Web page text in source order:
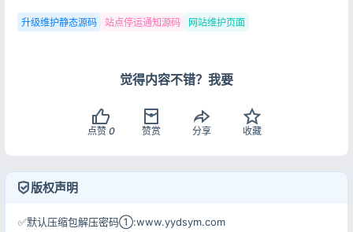
升级维护静态源码 站点停运通知源码 网站维护页面
觉得内容不错？我要
点赞 0 赞赏 分享 收藏
版权声明
✅默认压缩包解压密码①:www.yydsym.com